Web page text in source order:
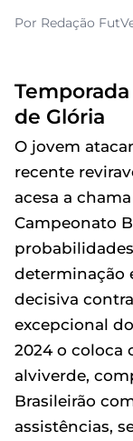
Por Redação
de Glória
O jovem
recente
acesa a
Campeonato
determinação
decisiva
excepcional
2024 o coloca
alviverde,
Brasileirão
assistências,